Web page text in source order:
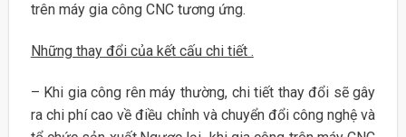
trên máy gia công CNC tương ứng.
Những thay đổi của kết cấu chi tiết .
– Khi gia công rên máy thường, chi tiết thay đổi sẽ gây
ra chi phí cao về điều chỉnh và chuyển đổi công nghệ và